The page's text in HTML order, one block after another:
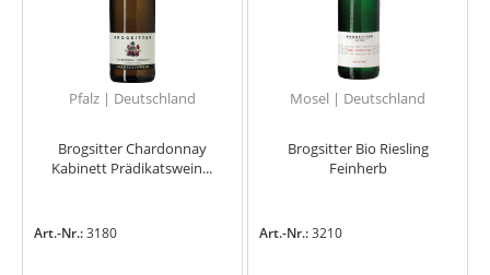
Pfalz | Deutschland
Brogsitter Chardonnay
Kabinett Prädikatswein...
Art.-Nr.:3180
Mosel | Deutschland
Brogsitter Bio Riesling
Feinherb
Art.-Nr.:3210